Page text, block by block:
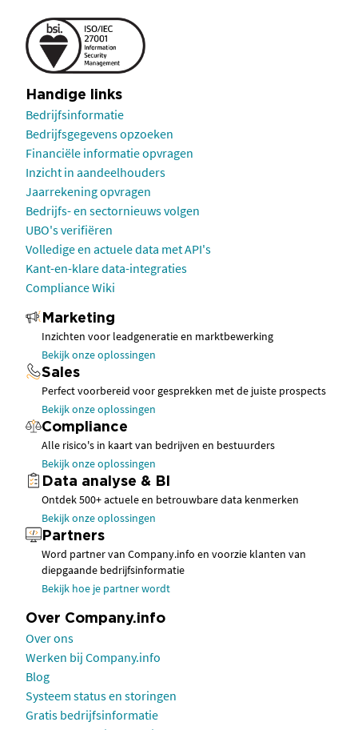
Handige links
Bedrijfsinformatie
Bedrijfsgegevens opzoeken
Financiële informatie opvragen
Inzicht in aandeelhouders
Jaarrekening opvragen
Bedrijfs- en sectornieuws volgen
UBO's verifiëren
Volledige en actuele data met API's
Kant-en-klare data-integraties
Compliance Wiki
Marketing
Inzichten voor leadgeneratie en marktbewerking
Bekijk onze oplossingen
Sales
Perfect voorbereid voor gesprekken met de juiste prospects
Bekijk onze oplossingen
Compliance
Alle risico's in kaart van bedrijven en bestuurders
Bekijk onze oplossingen
Data analyse & BI
Ontdek 500+ actuele en betrouwbare data kenmerken
Bekijk onze oplossingen
Partners
Word partner van Company.info en voorzie klanten van
diepgaande bedrijfsinformatie
Bekijk hoe je partner wordt
Over Company.info
Over ons
Werken bij Company.info
Blog
Systeem status en storingen
Gratis bedrijfsinformatie